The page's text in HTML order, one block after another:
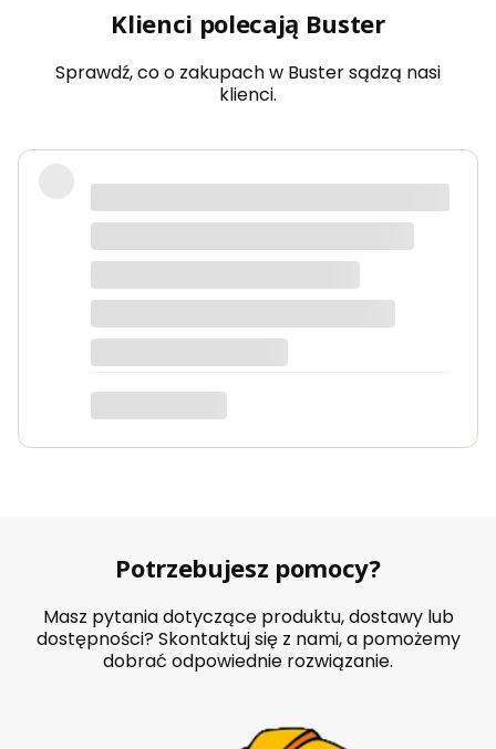
Klienci polecają Buster
Sprawdź, co o zakupach w Buster sądzą nasi
klienci.
Potrzebujesz pomocy?
Masz pytania dotyczące produktu, dostawy lub
dostępności? Skontaktuj się z nami, a pomożemy
dobrać odpowiednie rozwiązanie.